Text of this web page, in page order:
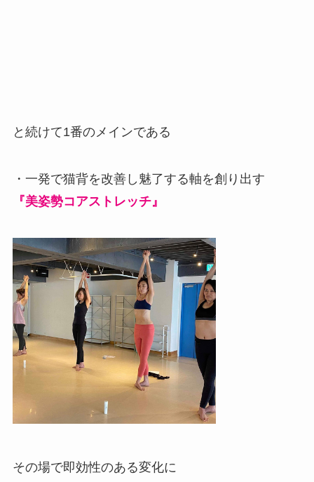
と続けて1番のメインである
・一発で猫背を改善し魅了する軸を創り出す
『美姿勢コアストレッチ』
その場で即効性のある変化に